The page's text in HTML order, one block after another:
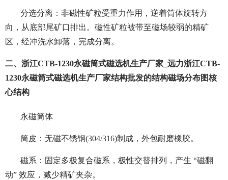
分选分离：非磁性矿粒受重力作用，逆着筒体旋转方
向，从底部尾矿口排出。磁性矿粒被带至磁场较弱的精矿
区，经冲洗水卸落，完成分离。
二、浙江CTB-1230永磁筒式磁选机生产厂家_远力浙江CTB-
1230永磁筒式磁选机生产厂家结构批发的结构磁场分布图核
心结构
永磁筒体
筒皮：无磁不锈钢(304/316)制成，外包耐磨橡胶。
磁系：固定多极复合磁系，极性交替排列，产生 “磁翻
动” 效应，减少精矿夹杂。